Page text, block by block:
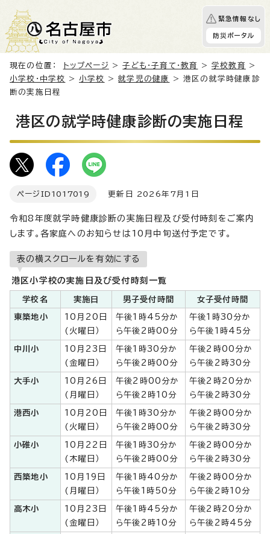
緊急情報なし
防災ポータル
現在の位置： トップページ >子ども・子育て・教育 >学校教育
>
小学校・中学校
>小学校 >就学児の健康
> 港区の就学時健康診
断の実施日程
港区の就学時健康診断の実施日程
ページID 1017019 更新日 2026年7月1日
令和8年度就学時健康診断の実施日程及び受付時刻をご案内
します。各家庭へのお知らせは10月中旬送付予定です。
表の横スクロールを有効にする
港区小学校の実施日及び受付時刻一覧
学校名 実施日 男子受付時間 女子受付時間
東築地小
10月20日
(火曜日）
午後1時45分か
ら午後2時00分
午後1時30分か
ら午後1時45分
中川小
10月23日
(金曜日）
午後1時30分か
ら午後2時00分
午後2時00分か
ら午後2時30分
大手小
10月26日
(月曜日）
午後2時00分か
ら午後2時10分
午後2時20分か
ら午後2時30分
港西小
10月20日
(火曜日）
午後1時30分か
ら午後2時00分
午後2時00分か
ら午後2時30分
小碓小
10月22日
(木曜日）
午後1時30分か
ら午後2時00分
午後2時00分か
ら午後2時30分
西築地小
10月19日
(月曜日）
午後1時40分か
ら午後1時50分
午後2時00分か
ら午後2時10分
高木小
10月23日
(金曜日）
午後1時45分か
ら午後2時10分
午後2時20分か
ら午後2時45分